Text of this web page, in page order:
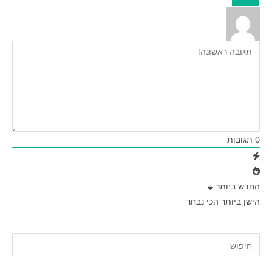
0 תגובות
החדש ביותר
הישן ביותר הכי נבחר